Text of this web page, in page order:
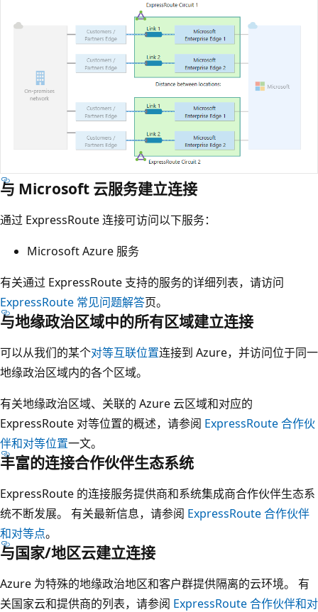
与 Microsoft 云服务建立连接
通过 ExpressRoute 连接可访问以下服务：
Microsoft Azure 服务
有关通过 ExpressRoute 支持的服务的详细列表，请访问
ExpressRoute 常见问题解答页。
与地缘政治区域中的所有区域建立连接
可以从我们的某个对等互联位置连接到 Azure，并访问位于同一
地缘政治区域内的各个区域。
有关地缘政治区域、关联的 Azure 云区域和对应的
ExpressRoute 对等位置的概述，请参阅 ExpressRoute 合作伙
伴和对等位置一文。
丰富的连接合作伙伴生态系统
ExpressRoute 的连接服务提供商和系统集成商合作伙伴生态系
统不断发展。 有关最新信息，请参阅 ExpressRoute 合作伙伴
和对等点。
与国家/地区云建立连接
Azure 为特殊的地缘政治地区和客户群提供隔离的云环境。 有
关国家云和提供商的列表，请参阅 ExpressRoute 合作伙伴和对